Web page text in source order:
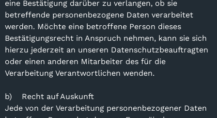
eine Bestätigung darüber zu verlangen, ob sie
betreffende personenbezogene Daten verarbeitet
werden. Möchte eine betroffene Person dieses
Bestätigungsrecht in Anspruch nehmen, kann sie sich
hierzu jederzeit an unseren Datenschutzbeauftragten
oder einen anderen Mitarbeiter des für die
Verarbeitung Verantwortlichen wenden.
b) Recht auf Auskunft
Jede von der Verarbeitung personenbezogener Daten